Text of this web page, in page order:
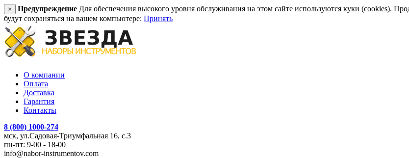
× Предупреждение Для обеспечения высокого уровня обслуживания на этом сайте используются куки (cookies).
будут сохраняться на вашем компьютере: Принять
О компании
Оплата
Доставка
Гарантия
Контакты
8 (800) 1000-274
мск, ул.Садовая-Триумфальная 16, с.3
пн-пт: 9-00 - 18-00
info@nabor-instrumentov.com